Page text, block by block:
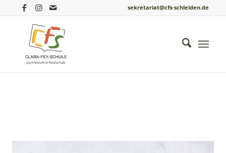
sekretariat@cfs-schleiden.de